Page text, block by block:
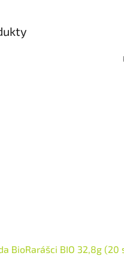
BioRarášci BIO 32,8g (20